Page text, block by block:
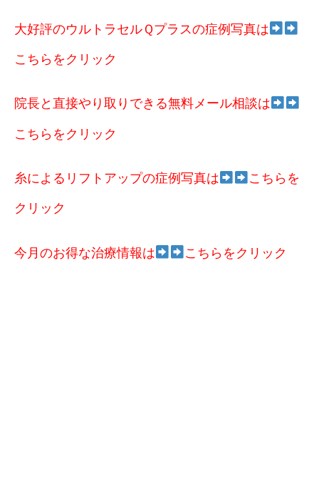
大好評のウルトラセルＱプラスの症例写真は
こちらをクリック
院長と直接やり取りできる無料メール相談は
こちらをクリック
糸によるリフトアップの症例写真は こちらを
クリック
今月のお得な治療情報は こちらをクリック